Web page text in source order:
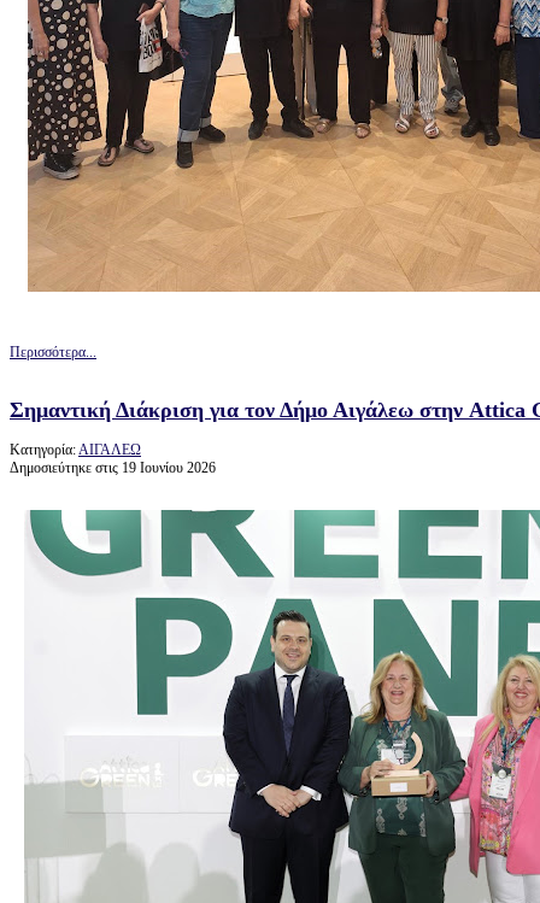
Περισσότερα...
Σημαντική Διάκριση για τον Δήμο Αιγάλεω στην Attica
Κατηγορία: ΑΙΓΑΛΕΩ
Δημοσιεύτηκε στις 19 Ιουνίου 2026